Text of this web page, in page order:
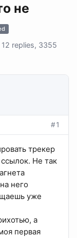
не
replies, 3355
#1
трекер
Не так
него
уже
а
первая